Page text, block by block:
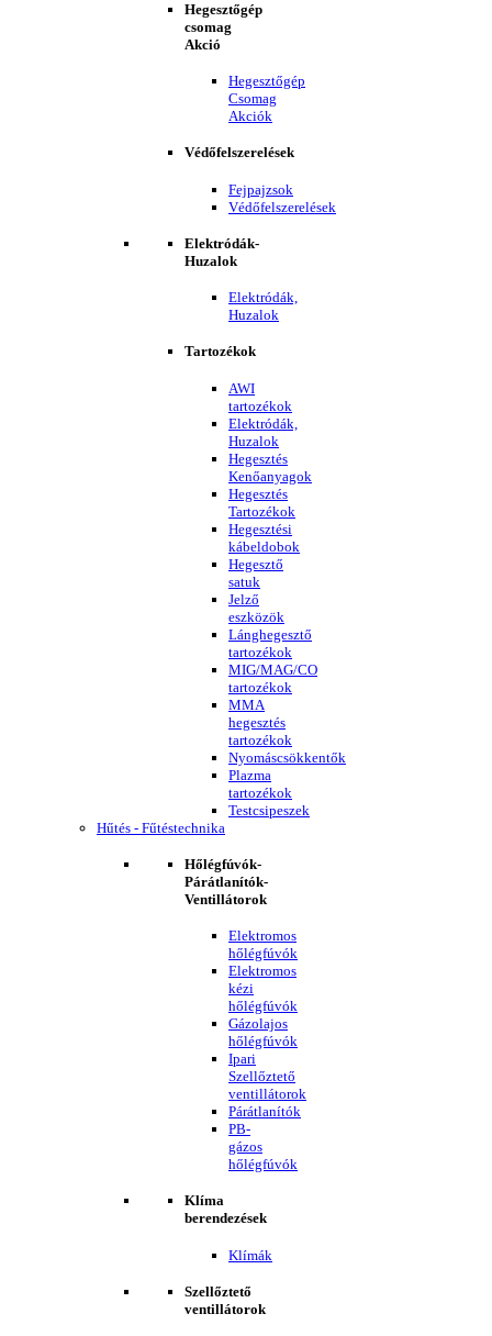
Hegesztőgép
csomag
Akció
Hegesztőgép
Csomag
Akciók
Védőfelszerelések
Fejpajzsok
Védőfelszerelések
Elektródák-
Huzalok
Elektródák,
Huzalok
Tartozékok
AWI
tartozékok
Elektródák,
Huzalok
Hegesztés
Kenőanyagok
Hegesztés
Tartozékok
Hegesztési
kábeldobok
Hegesztő
satuk
Jelző
eszközök
Lánghegesztő
tartozékok
MIG/MAG/CO
tartozékok
MMA
hegesztés
tartozékok
Nyomáscsökkentők
Plazma
tartozékok
Testcsipeszek
Hűtés - Fűtéstechnika
Hőlégfúvók-
Párátlanítók-
Ventillátorok
Elektromos
hőlégfúvók
Elektromos
kézi
hőlégfúvók
Gázolajos
hőlégfúvók
Ipari
Szellőztető
ventillátorok
Párátlanítók
PB-
gázos
hőlégfúvók
Klíma
berendezések
Klímák
Szellőztető
ventillátorok